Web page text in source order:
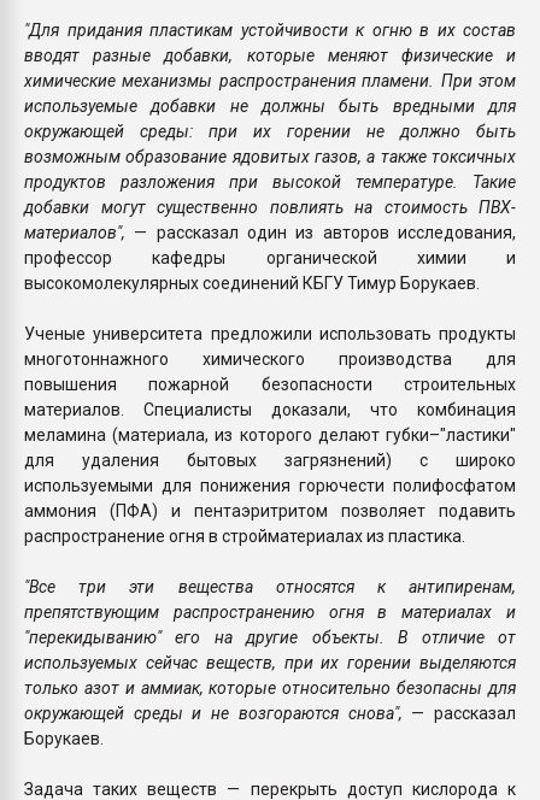
"Для придания пластикам устойчивости к огню в их состав
вводят разные добавки, которые меняют физические и
химические механизмы распространения пламени. При этом
используемые добавки не должны быть вредными для
окружающей среды: при их горении не должно быть
возможным образование ядовитых газов, а также токсичных
продуктов разложения при высокой температуре. Такие
добавки могут существенно повлиять на стоимость ПВХ-
материалов", — рассказал один из авторов исследования,
профессор кафедры органической химии и
высокомолекулярных соединений КБГУ Тимур Борукаев.
Ученые университета предложили использовать продукты
многотоннажного химического производства для
повышения пожарной безопасности строительных
материалов. Специалисты доказали, что комбинация
меламина (материала, из которого делают губки–"ластики"
для удаления бытовых загрязнений) с широко
используемыми для понижения горючести полифосфатом
аммония (ПФА) и пентаэритритом позволяет подавить
распространение огня в стройматериалах из пластика.
"Все три эти вещества относятся к антипиренам,
препятствующим распространению огня в материалах и
"перекидыванию" его на другие объекты. В отличие от
используемых сейчас веществ, при их горении выделяются
только азот и аммиак, которые относительно безопасны для
окружающей среды и не возгораются снова", — рассказал
Борукаев.
Задача таких веществ — перекрыть доступ кислорода к